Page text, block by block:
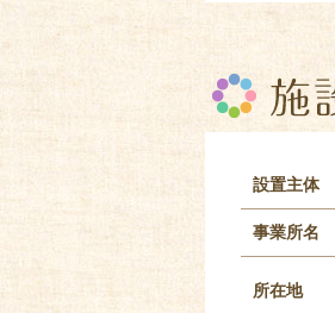
設置主体
事業所名
所在地